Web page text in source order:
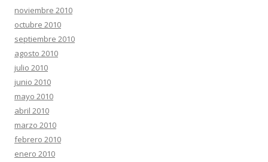
noviembre 2010
octubre 2010
septiembre 2010
agosto 2010
julio 2010
junio 2010
mayo 2010
abril 2010
marzo 2010
febrero 2010
enero 2010